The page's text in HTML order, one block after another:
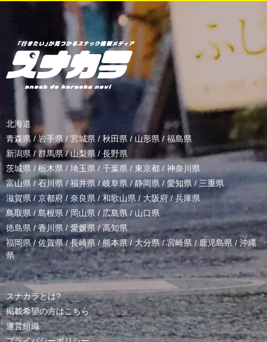
北海道
青森県 / 岩手県/ 宮城県 / 秋田県 / 山形県/ 福島県
新潟県 /群馬県/山梨県 / 長野県
茨城県 / 栃木県 / 埼玉県 / 千葉県 / 東京都 / 神奈川県
富山県 /石川県/福井県/岐阜県 / 静岡県 / 愛知県 / 三重県
滋賀県 / 京都府 / 奈良県 / 和歌山県/ 大阪府 /兵庫県
鳥取県/ 島根県 /岡山県/ 広島県 / 山口県
徳島県 /香川県 / 愛媛県/高知県
福岡県/佐賀県/長崎県 /熊本県/ 大分県/宮崎県 /鹿児島県 / 沖縄
県
スナカラとは?
掲載希望の方はこちら
運営組織